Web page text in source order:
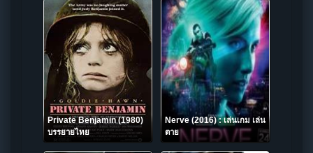
Private Benjamin (1980)
บรรยายไทย
Nerve (2016) : เล่นเกม เล่น
ตาย